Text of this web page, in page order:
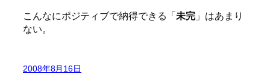
こんなにポジティブで納得できる「未完 」はあまり
ない。
2008年8月16日